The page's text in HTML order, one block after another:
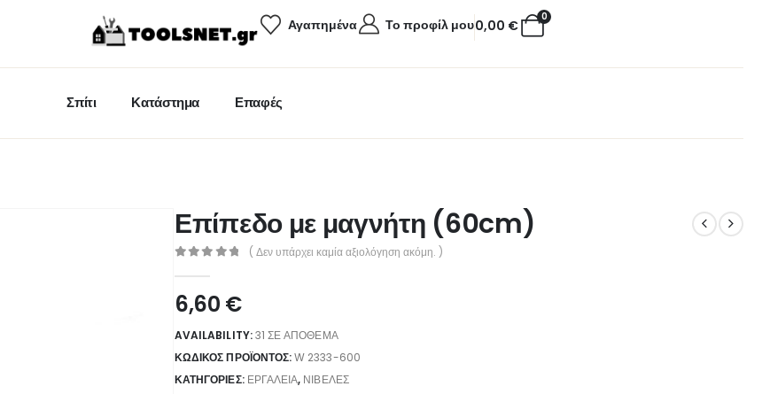
Αγαπημένα Το προφίλ μου 0
0,00 €
Σπίτι Κατάστημα Επαφές
Επίπεδο με μαγνήτη (60cm)
( Δεν υπάρχει καμία αξιολόγηση ακόμη. )
6,60 €
AVAILABILITY:31 ΣΕ ΑΠΌΘΕΜΑ
ΚΩΔΙΚΌΣ ΠΡΟΪΌΝΤΟΣ:W 2333-600
ΚΑΤΗΓΟΡΊΕΣ: ΕΡΓΑΛΕΊΑ, ΝΙΒΈΛΕΣ